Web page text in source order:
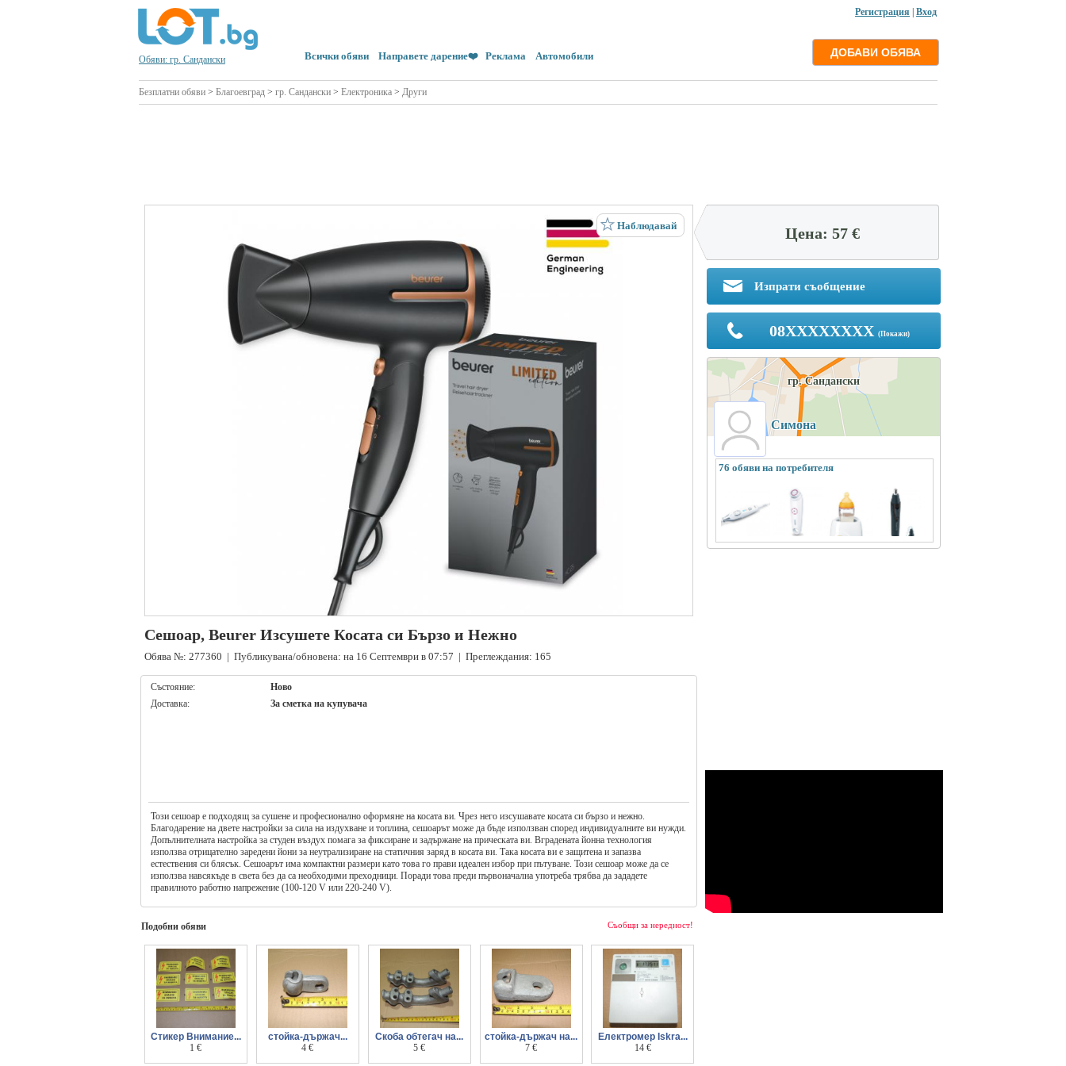
Регистрация Вход
Обяви: гр. Сандански Всички обяви Направете дарение❤️ Реклама Автомобили
Безплатни обяви > Благоевград > гр. Сандански > Електроника > Други
Наблюдавай
Сешоар, Beurer Изсушете Косата си Бързо и Нежно
Обява №: 277360 | Публикувана/обновена: на 16 Септември в 07:57 | Преглеждания: 165
Състояние:
Ново
Доставка:
За сметка на купувача
Този сешоар е подходящ за сушене и професионално оформяне на косата ви. Чрез него изсушавате косата си бързо и нежно.
Благодарение на двете настройки за сила на издухване и топлина, сешоарът може да бъде използван според индивидуалните ви нужди.
Допълнителната настройка за студен въздух помага за фиксиране и задържане на прическата ви. Вградената йонна технология
използва отрицателно заредени йони за неутрализиране на статичния заряд в косата ви. Така косата ви е защитена и запазва
естествения си блясък. Сешоарът има компактни размери като това го прави идеален избор при пътуване. Този сешоар може да се
използва навсякъде в света без да са необходими преходници. Поради това преди първоначална употреба трябва да зададете
правилното работно напрежение (100-120 V или 220-240 V).
Съобщи за нередност!
Подобни обяви
Стикер Внимание...
Опасно за Живота
1 €
стойка-държач...
скоба на изолатор
4 €
Скоба обтегач на...
въздушен кабел
5 €
стойка-държач на...
изолатор за високо
7 €
Електромер Iskra...
монофазен
14 €
Цена: 57 €
Изпрати съобщение
08XXXXXXXX (Покажи)
гр. Сандански
Симона
76 обяви на потребителя